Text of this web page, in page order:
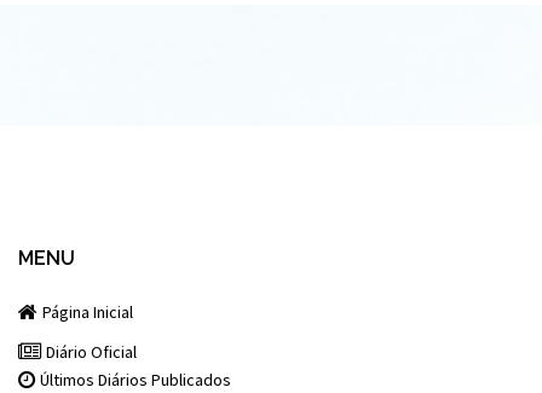
MENU
Página Inicial
Diário Oficial
Últimos Diários Publicados